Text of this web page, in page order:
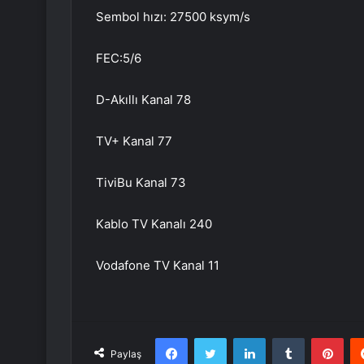
Sembol hızı: 27500 ksym/s
FEC:5/6
D-Akıllı Kanal 78
TV+ Kanal 77
TiviBu Kanal 73
Kablo TV Kanalı 240
Vodafone TV Kanal 11
Paylaş
FacebookTwitter LinkedInTumblr